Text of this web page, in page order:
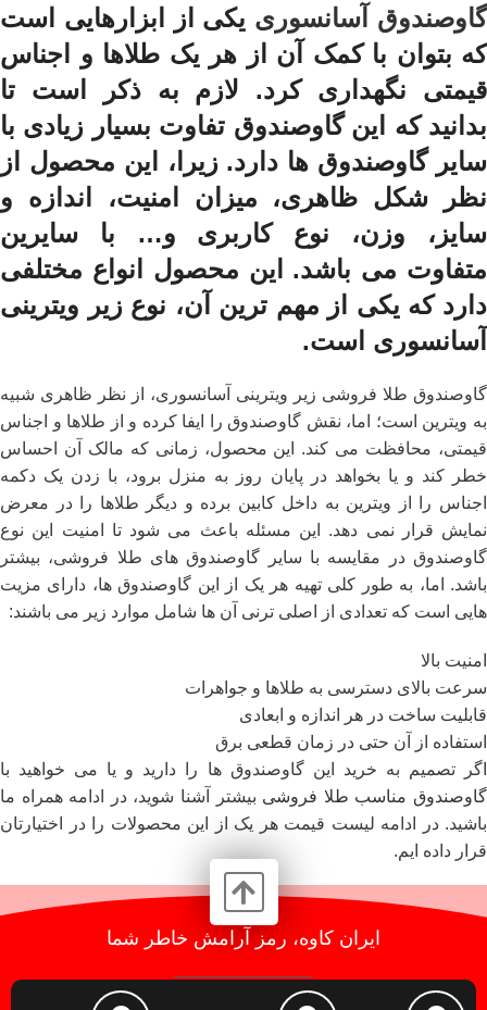
گاوصندوق آسانسوری یکی از ابزارهایی است
که بتوان با کمک آن از هر یک طلاها و اجناس
قیمتی نگهداری کرد. لازم به ذکر است تا
بدانید که این گاوصندوق تفاوت بسیار زیادی با
سایر گاوصندوق ها دارد. زیرا، این محصول از
نظر شکل ظاهری، میزان امنیت، اندازه و
سایز، وزن، نوع کاربری و… با سایرین
متفاوت می باشد. این محصول انواع مختلفی
دارد که یکی از مهم ترین آن، نوع زیر ویترینی
آسانسوری است.
گاوصندوق طلا فروشی زیر ویترینی آسانسوری، از نظر ظاهری شبیه
به ویترین است؛ اما، نقش گاوصندوق را ایفا کرده و از طلاها و اجناس
قیمتی، محافظت می کند. این محصول، زمانی که مالک آن احساس
خطر کند و یا بخواهد در پایان روز به منزل برود، با زدن یک دکمه
اجناس را از ویترین به داخل کابین برده و دیگر طلاها را در معرض
نمایش قرار نمی دهد. این مسئله باعث می شود تا امنیت این نوع
گاوصندوق در مقایسه با سایر گاوصندوق های طلا فروشی، بیشتر
باشد. اما، به طور کلی تهیه هر یک از این گاوصندوق ها، دارای مزیت
هایی است که تعدادی از اصلی ترنی آن ها شامل موارد زیر می باشند:
امنیت بالا
سرعت بالای دسترسی به طلاها و جواهرات
قابلیت ساخت در هر اندازه و ابعادی
استفاده از آن حتی در زمان قطعی برق
اگر تصمیم به خرید این گاوصندوق ها را دارید و یا می خواهید با
گاوصندوق مناسب طلا فروشی بیشتر آشنا شوید، در ادامه همراه ما
باشید. در ادامه لیست قیمت هر یک از این محصولات را در اختیارتان
قرار داده ایم.
ایران کاوه، رمز آرامش خاطر شما